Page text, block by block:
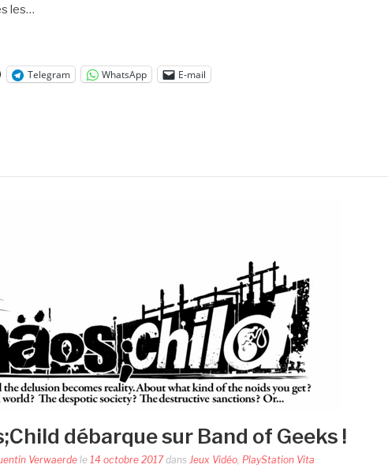
les…
Telegram WhatsApp E-mail
débarque sur Band of Geeks !
Verwaerde le 14 octobre 2017dans Jeux Vidéo, PlayStation Vita